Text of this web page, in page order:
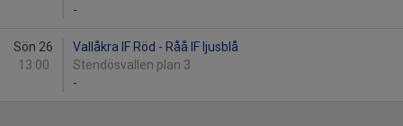
-
Sön 26
13:00
Vallåkra IF Röd - Råå IF ljusblå
Stendösvallen plan 3
-